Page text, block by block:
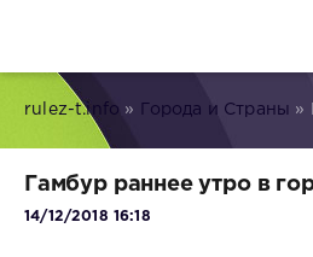
rulez-t.info » Города и Страны »
Гамбур раннее утро в
14/12/2018 16:18